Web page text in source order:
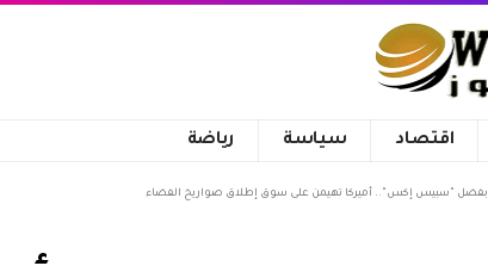
اقتصاد سياسة رياضة
بفضل "سبيس إكس".. أميركا تهيمن على سوق إطلاق صواريخ الفضاء